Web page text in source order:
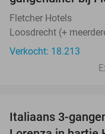
Fletcher Hotels
Loosdrecht (+
Verkocht: 18.213
Italiaans 3-